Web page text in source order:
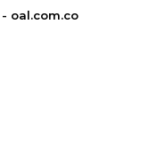
oal.com.co